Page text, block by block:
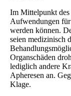
Im Mittelpunkt des
Aufwendungen
werden können.
seien medizinisch
Organschäden
lediglich andere
Apheresen an.
Klage.